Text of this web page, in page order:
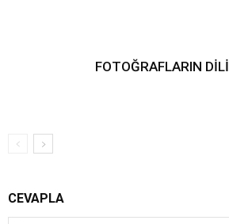
FOTOĞRAFLARIN DİLİ
CEVAPLA